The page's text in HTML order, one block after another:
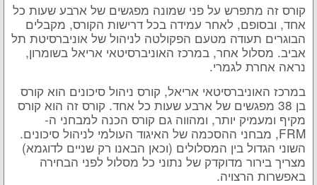
קורס זה מתפרש על פני שמונה מפגשים של ארבע שעות כל
אחד, ובסופם, לאחר עמידה בכל דרישות הקורס, מקבלים
הבוגרים תעודה מטעם הפקולטה לניהול של אוניברסיטת תל
אביב. מסלול אחר, במרכז האוניברסיטאי אריאל בשומרון,
נראה אחרת לגמרי.
במרכז האוניברסיטאי אריאל, קורס ניהול סיכונים הוא קורס
בן 38 מפגשים של ארבע שעות כל אחד. קורס זה הוא קורס
מקיף ומעמיק יותר, ומהווה גם קורס הכנה למבחני ה-
FRM, מבחני ההסכמה של האיגוד העולמי לניהול סיכונים.
השוני הגדול בין המסלולים (וכאן הבאנו רק שניים לדוגמא)
מצריך בירור מדוקדק של נתוני כל מסלול לפני הבחירה
באפשרות הרצויה.